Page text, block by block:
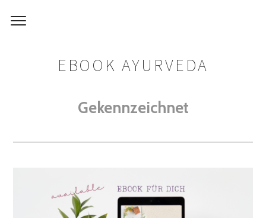
EBOOK AYURVEDA
Gekennzeichnet